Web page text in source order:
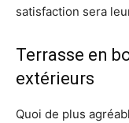
satisfaction sera
Terrasse en
extérieurs
Quoi de plus